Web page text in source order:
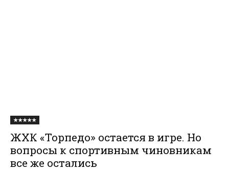
★★★★★
ЖХК «Торпедо» остается в игре. Но
вопросы к спортивным чиновникам
все же остались